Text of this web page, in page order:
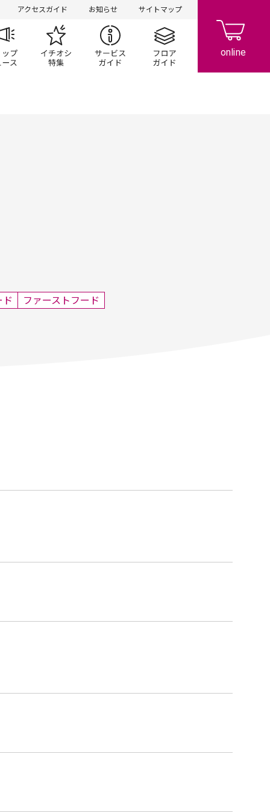
アクセスガイド お知らせ サイトマップ
ン一覧 ショップニュースイチオシ特集 サービスガイドフロアガイド
ド ファーストフード